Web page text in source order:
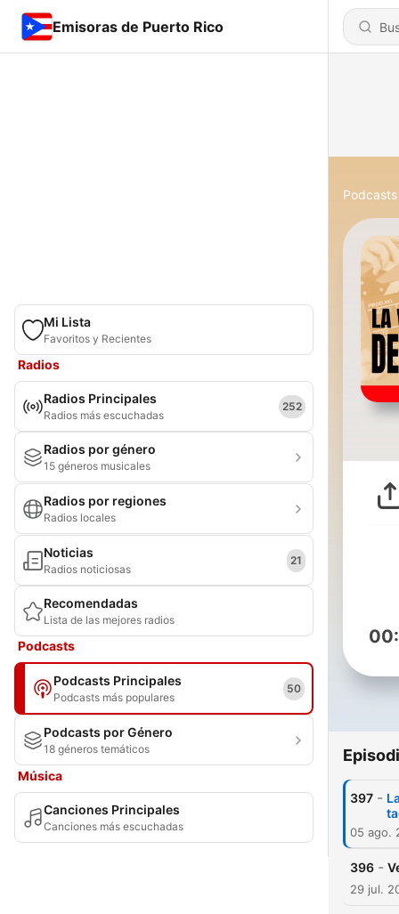
Emisoras de Puerto Rico
Mi Lista
Favoritos y Recientes
Radios
Radios Principales
Radios más escuchadas
252
Radios por género
15 géneros musicales
Radios por regiones
Radios locales
Noticias
Radios noticiosas
21
Recomendadas
Lista de las mejores radios
Podcasts
Podcasts Principales
Podcasts más populares
50
Podcasts por Género
18 géneros temáticos
Música
Canciones Principales
Canciones más escuchadas
Podcasts
397 -
05 ago.
396 -
29 jul.